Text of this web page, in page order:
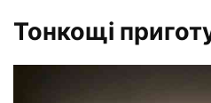
Тонкощі